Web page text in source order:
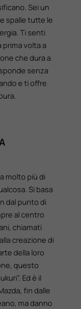
Sei un
spalle tutte le
Ti senti
prima volta a
che dura a
senza
e ti offre
molto più di
Si basa
dal punto di
al centro
chiamati
creazione di
della loro
questo
Ed è il
fin dalle
ma danno